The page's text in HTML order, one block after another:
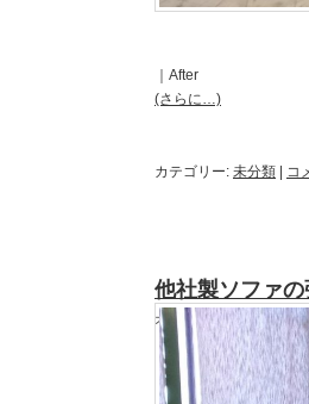
｜After
(さらに…)
カテゴリー: 未分類 | コ
他社製ソファの
オーナー y.k様